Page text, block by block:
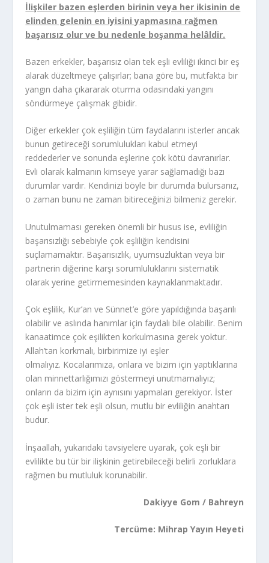
İlişkiler bazen eşlerden birinin veya her ikisinin de
elinden gelenin en iyisini yapmasına rağmen
başarısız olur ve bu nedenle boşanma helâldir.
Bazen erkekler, başarısız olan tek eşli evliliği ikinci bir eş
alarak düzeltmeye çalışırlar; bana göre bu, mutfakta bir
yangın daha çıkararak oturma odasındaki yangını
söndürmeye çalışmak gibidir.
Diğer erkekler çok eşliliğin tüm faydalarını isterler ancak
bunun getireceği sorumlulukları kabul etmeyi
reddederler ve sonunda eşlerine çok kötü davranırlar.
Evli olarak kalmanın kimseye yarar sağlamadığı bazı
durumlar vardır. Kendinizi böyle bir durumda bulursanız,
o zaman bunu ne zaman bitireceğinizi bilmeniz gerekir.
Unutulmaması gereken önemli bir husus ise, evliliğin
başarısızlığı sebebiyle çok eşliliğin kendisini
suçlamamaktır. Başarısızlık, uyumsuzluktan veya bir
partnerin diğerine karşı sorumluluklarını sistematik
olarak yerine getirmemesinden kaynaklanmaktadır.
Çok eşlilik, Kur’an ve Sünnet’e göre yapıldığında başarılı
olabilir ve aslında hanımlar için faydalı bile olabilir. Benim
kanaatimce çok eşilikten korkulmasına gerek yoktur.
Allah’tan korkmalı, birbirimize iyi eşler
olmalıyız. Kocalarımıza, onlara ve bizim için yaptıklarına
olan minnettarlığımızı göstermeyi unutmamalıyız;
onların da bizim için aynısını yapmaları gerekiyor. İster
çok eşli ister tek eşli olsun, mutlu bir evliliğin anahtarı
budur.
İnşaallah, yukarıdaki tavsiyelere uyarak, çok eşli bir
evlilikte bu tür bir ilişkinin getirebileceği belirli zorluklara
rağmen bu mutluluk korunabilir.
Dakiyye Gom / Bahreyn
Tercüme: Mihrap Yayın Heyeti